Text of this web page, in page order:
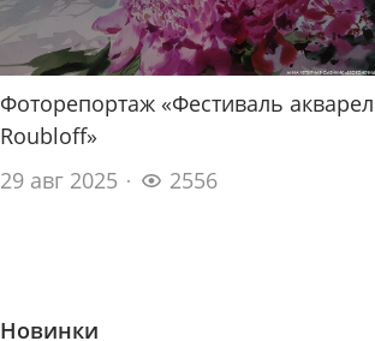
Фоторепортаж «Фестиваль
Roubloff»
29 авг 2025
2556
Новинки